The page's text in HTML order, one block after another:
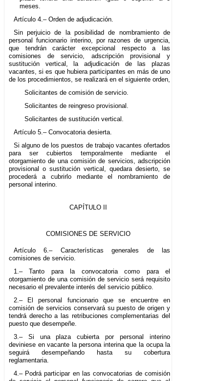
meses.
Artículo 4.– Orden de adjudicación.
Sin perjuicio de la posibilidad de nombramiento de
personal funcionario interino, por razones de urgencia,
que tendrán carácter excepcional respecto a las
comisiones de servicio, adscripción provisional y
sustitución vertical, la adjudicación de las plazas
vacantes, si es que hubiera participantes en más de uno
de los procedimientos, se realizará en el siguiente orden,
Solicitantes de comisión de servicio.
Solicitantes de reingreso provisional.
Solicitantes de sustitución vertical.
Artículo 5.– Convocatoria desierta.
Si alguno de los puestos de trabajo vacantes ofertados
para ser cubiertos temporalmente mediante el
otorgamiento de una comisión de servicios, adscripción
provisional o sustitución vertical, quedara desierto, se
procederá a cubrirlo mediante el nombramiento de
personal interino.
CAPÍTULO II
COMISIONES DE SERVICIO
Artículo 6.– Características generales de las
comisiones de servicio.
1.– Tanto para la convocatoria como para el
otorgamiento de una comisión de servicio será requisito
necesario el prevalente interés del servicio público.
2.– El personal funcionario que se encuentre en
comisión de servicios conservará su puesto de origen y
tendrá derecho a las retribuciones complementarias del
puesto que desempeñe.
3.– Si una plaza cubierta por personal interino
deviniese en vacante la persona interina que la ocupa la
seguirá desempeñando hasta su cobertura
reglamentaria.
4.– Podrá participar en las convocatorias de comisión